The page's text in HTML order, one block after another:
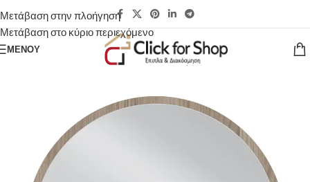
Μετάβαση στην πλοήγηση
Μετάβαση στο κύριο περιεχόμενο
ΜΕΝΟΎ